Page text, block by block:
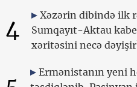
4
Xəzərin dibində ilk
Sumqayıt-Aktau
xəritəsini necə
Ermənistanın yeni